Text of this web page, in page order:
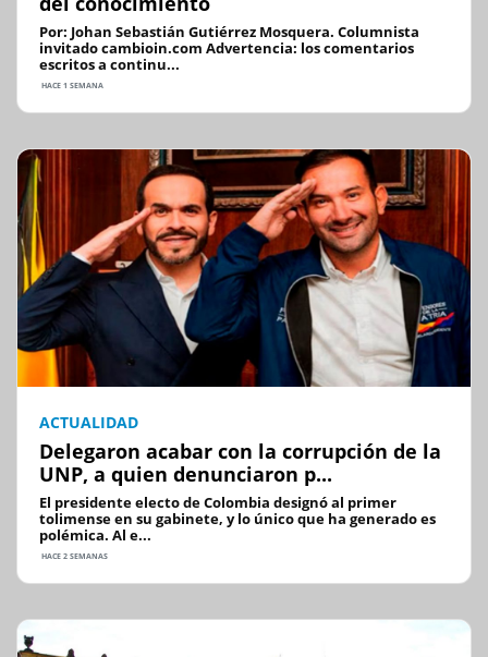
Por: Johan Sebastián Gutiérrez Mosquera. Columnista
invitado cambioin.com Advertencia: los comentarios
escritos a continu...
HACE 1 SEMANA
ACTUALIDAD
Delegaron acabar con la corrupción de la
UNP, a quien denunciaron p...
El presidente electo de Colombia designó al primer
tolimense en su gabinete, y lo único que ha generado es
polémica. Al e...
HACE 2 SEMANAS